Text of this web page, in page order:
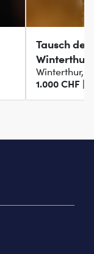
Tausch
Winterthur!
Winterthur,
1.000 CHF |